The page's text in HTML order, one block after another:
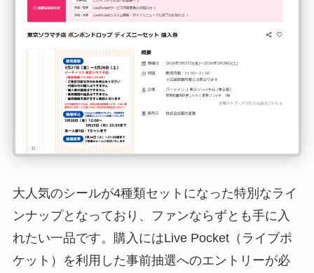
大人気のシールが4種類セットになった特別なライ
ンナップとなっており、ファンならずとも手に入
れたい一品です。購入にはLive Pocket（ライブポ
ケット）を利用した事前抽選へのエントリーが必